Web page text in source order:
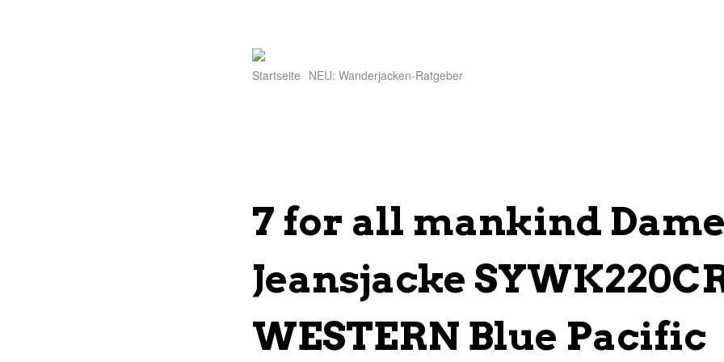
Startseite NEU: Wanderjacken-Ratgeber
7 for all mankind
Jeansjacke
WESTERN Blue Pacific